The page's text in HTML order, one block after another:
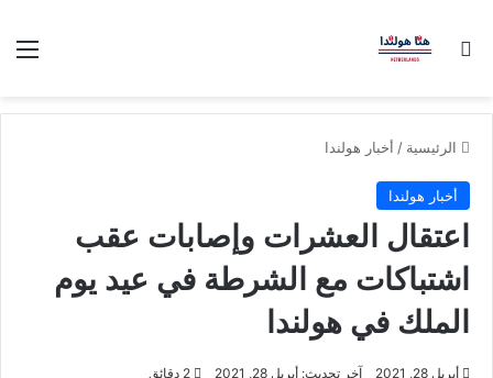
بحث عن
الرئيسية / أخبار هولندا
أخبار هولندا
اعتقال العشرات وإصابات عقب
اشتباكات مع الشرطة في عيد يوم
الملك في هولندا
أبريل 28, 2021 آخر تحديث: أبريل 28, 2021